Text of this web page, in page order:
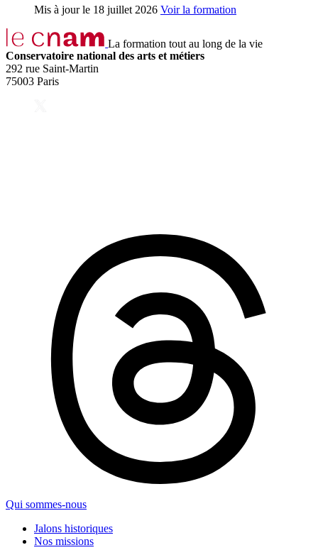
Mis à jour le 18 juillet 2026 Voir la formation
La formation tout au long de la vie
Conservatoire national des arts et métiers
292 rue Saint-Martin
75003 Paris
Qui sommes-nous
Jalons historiques
Nos missions